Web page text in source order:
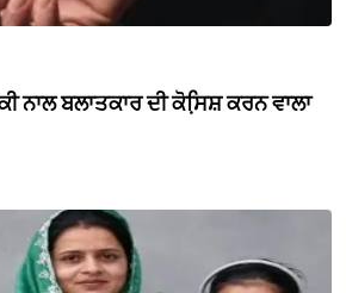
ਬਲਾਤਕਾਰ ਦੀ ਕੋਸਿ਼ਸ਼ ਕਰਨ ਵਾਲਾ